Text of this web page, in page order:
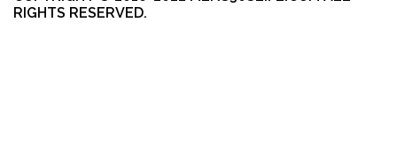
RIGHTS RESERVED.